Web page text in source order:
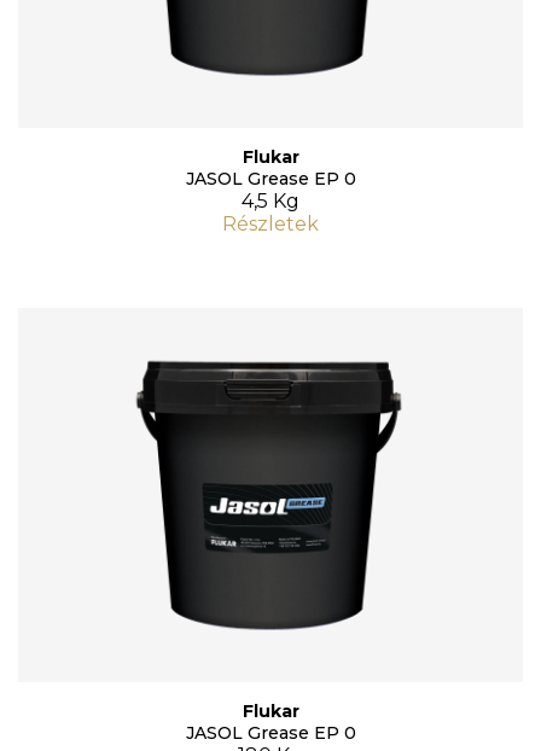
Flukar
JASOL Grease EP 0
4,5 Kg
Részletek
Flukar
JASOL Grease EP 0